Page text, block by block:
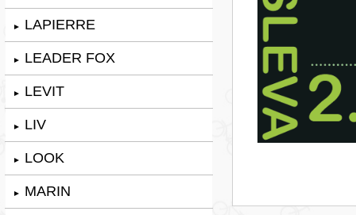
► LAPIERRE
► LEADER FOX
► LEVIT
► LIV
► LOOK
► MARIN